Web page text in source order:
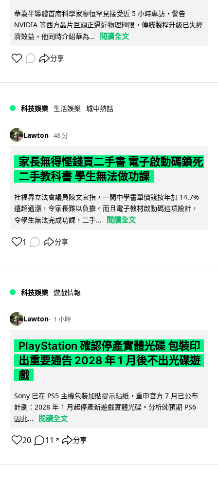
華為半導體首席科學家廖恒罕見接受近 5 小時專訪，警告
NVIDIA 等西方晶片巨頭正逼近物理極限，傳統製程升級已失經
濟效益。他同時介紹華為...
閱讀全文
分享
科技娛樂 生活娛樂 城中熱話
Lawton 48 分
家長無得慳錢買二手書 電子啟動碼鎖死
二手教科書 學生無法做功課
社福界立法會議員陳文宜指，一間中學書單價錢按年加 14.7%
遠超通漲，令家長難以負擔。而且電子教材啟動碼這項設計，
令學生無法完成功課，二手...
閱讀全文
1 分享
科技娛樂 遊戲情報
Lawton 1 小時
PlayStation 確認停產實體光碟 包裝印
出重要通告 2028 年 1 月後不出光碟遊
戲
Sony 已在 PS5 主機包裝加貼提示貼紙，重申官方 7 月已公布
計劃：2028 年 1 月起停產新遊戲實體光碟。分析師預期 PS6
因此...
閱讀全文
20 11 ↗ 分享